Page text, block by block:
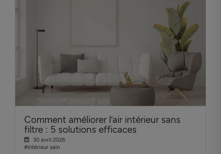
Comment améliorer l’air intérieur sans
filtre : 5 solutions efficaces
30 avril 2026
#Intérieur sain